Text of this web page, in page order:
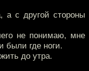
а с другой стороны
не понимаю, мне
были где ноги.
до утра.